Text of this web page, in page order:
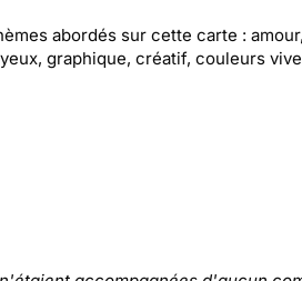
abordés sur cette carte :
graphique, créatif, couleurs